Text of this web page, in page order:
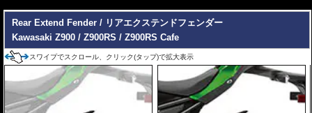
Rear Extend Fender / リアエクステンドフェンダー
Kawasaki Z900 / Z900RS / Z900RS Cafe
スワイプでスクロール、クリック(タップ)で拡大表示